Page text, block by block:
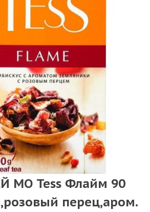
МО Tess Флайм 90
перец,аром.